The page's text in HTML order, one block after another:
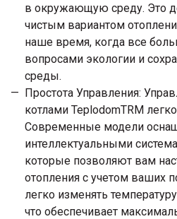
в окружающую среду. Это
чистым вариантом
наше время, когда все
вопросами экологии и
среды.
Простота Управления:
котлами TeplodomTRM
Современные модели
интеллектуальными
которые позволяют вам
отопления с учетом ваших
легко изменять
что обеспечивает